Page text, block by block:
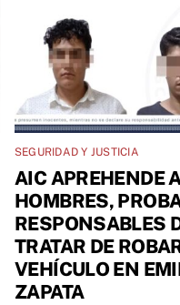
SEGURIDAD Y JUSTICIA
AIC APREHENDE
HOMBRES,
RESPONSABLES
TRATAR DE
VEHÍCULO EN
ZAPATA